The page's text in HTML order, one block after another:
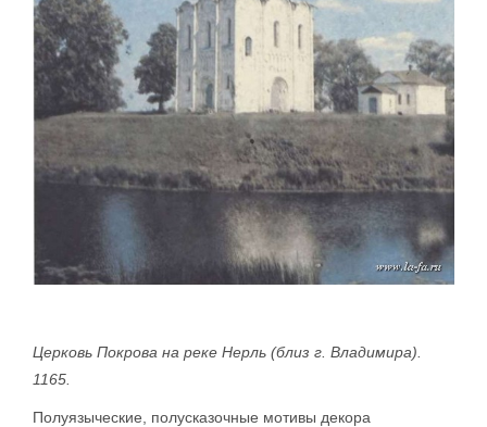
Церковь Покрова на реке Нерль (близ г. Владимира).
1165.
Полуязыческие, полусказочные мотивы декора